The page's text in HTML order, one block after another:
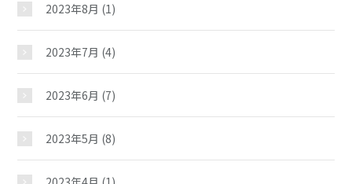
2023年8月 (1)
2023年7月 (4)
2023年6月 (7)
2023年5月 (8)